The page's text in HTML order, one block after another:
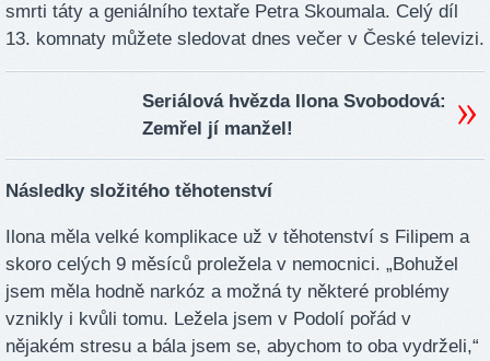
smrti táty a geniálního textaře Petra Skoumala. Celý díl
13. komnaty můžete sledovat dnes večer v České televizi.
Seriálová hvězda Ilona Svobodová:
Zemřel jí manžel!
Následky složitého těhotenství
Ilona měla velké komplikace už v těhotenství s Filipem a
skoro celých 9 měsíců proležela v nemocnici. „Bohužel
jsem měla hodně narkóz a možná ty některé problémy
vznikly i kvůli tomu. Ležela jsem v Podolí pořád v
nějakém stresu a bála jsem se, abychom to oba vydrželi,“